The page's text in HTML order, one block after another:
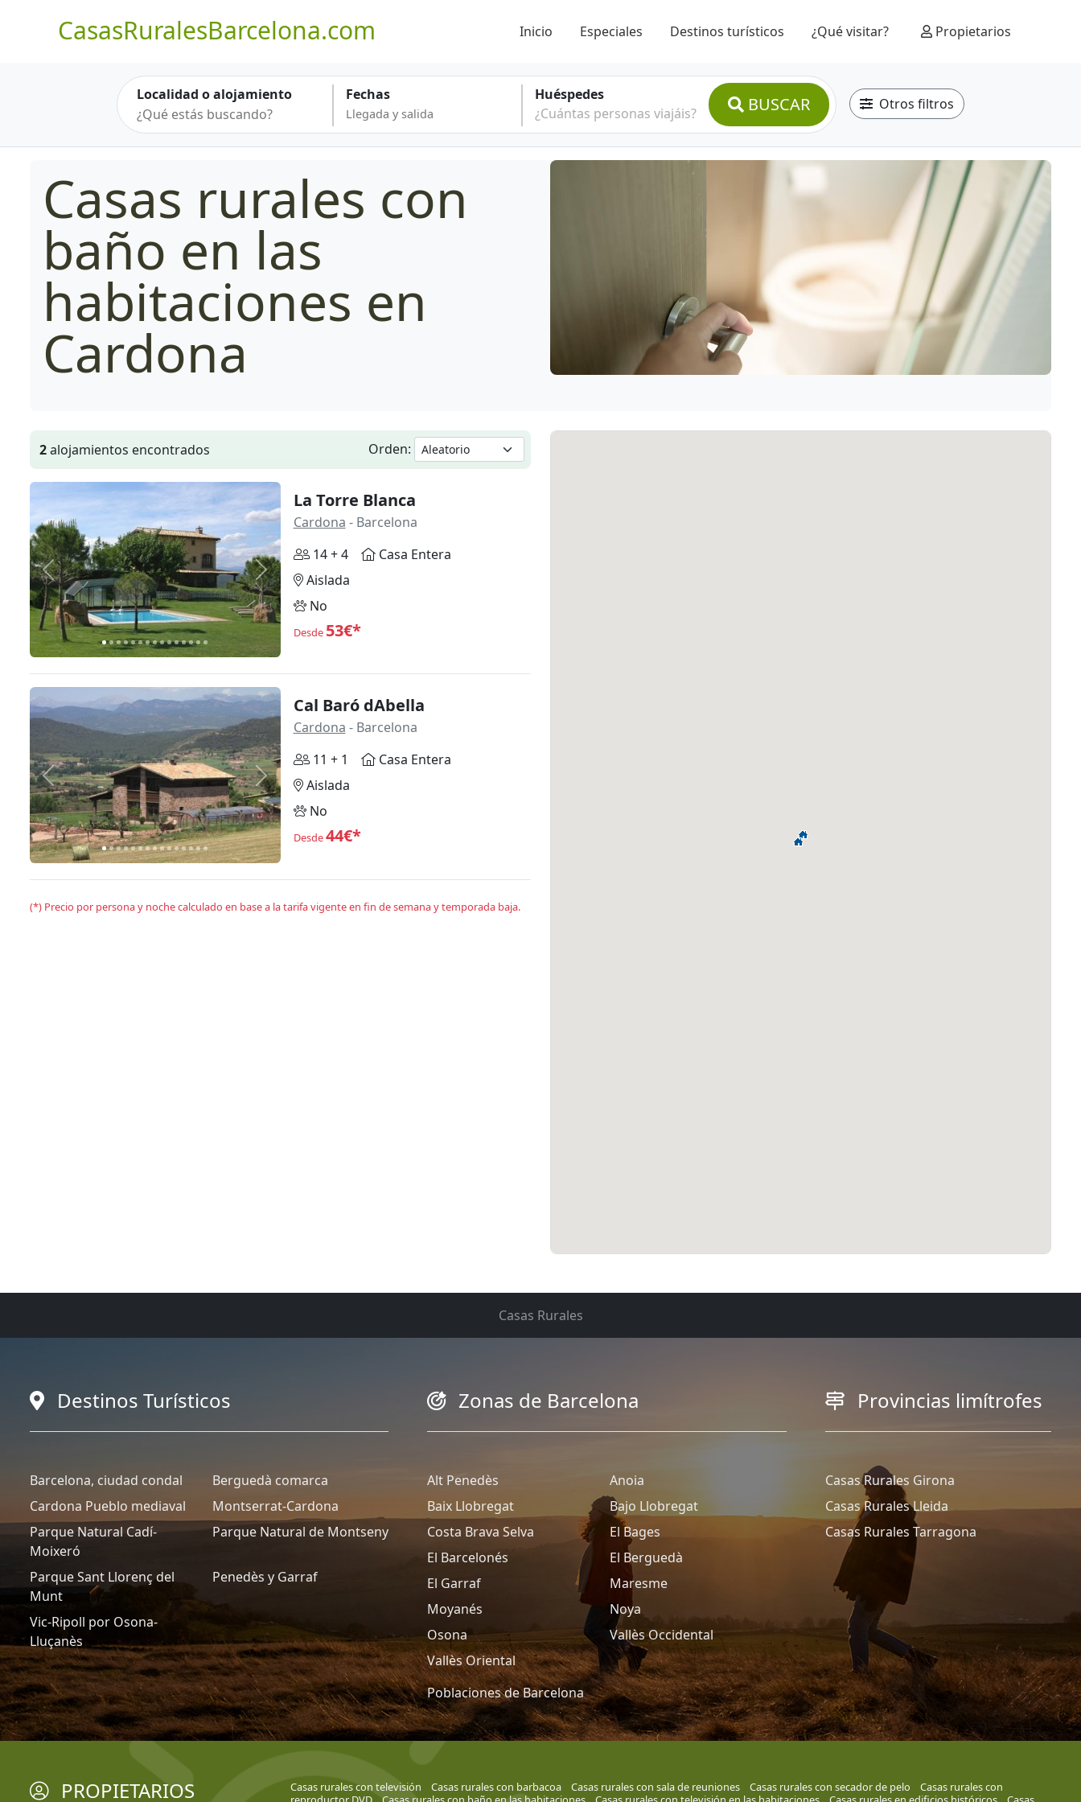
CasasRuralesBarcelona.com Inicio Especiales Destinos turísticos ¿Qué visitar? Propietarios
Localidad o alojamiento Fechas
Huéspedes
¿Cuántas personas viajáis?
BUSCAR Otros filtros
Casas rurales con
baño en las
habitaciones en
Cardona
2alojamientos encontrados Orden:
Anterior Siguiente
La Torre Blanca
Cardona - Barcelona
14 + 4
Casa Entera
Aislada
No
Desde 53€*
Anterior Siguiente
Cal Baró dAbella
Cardona - Barcelona
11 + 1
Casa Entera
Aislada
No
Desde44€*
(*) Precio por persona y noche calculado en base a la tarifa vigente en fin de semana y temporada baja.
Casas Rurales
Destinos Turísticos
Barcelona, ciudad condal
Berguedà comarca
Cardona Pueblo mediaval
Montserrat-Cardona
Parque Natural Cadí-
Moixeró
Parque Natural de Montseny
Parque Sant Llorenç del
Munt
Penedès y Garraf
Vic-Ripoll por Osona-
Lluçanès
Zonas de Barcelona
Alt Penedès
Anoia
Baix Llobregat
Bajo Llobregat
Costa Brava Selva
El Bages
El Barcelonés
El Berguedà
El Garraf
Maresme
Moyanés
Noya
Osona
Vallès Occidental
Vallès Oriental
Poblaciones de Barcelona
Provincias limítrofes
Casas Rurales Girona
Casas Rurales Lleida
Casas Rurales Tarragona
PROPIETARIOS Casas rurales con televisión Casas rurales con barbacoa Casas rurales con sala de reuniones Casas rurales con secador de pelo
Casas rurales con